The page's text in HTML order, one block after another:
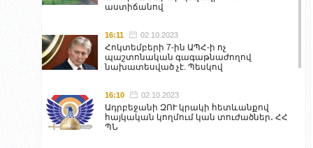
աստիճանով
16:11 02.10.2023
Հոկտեմբերի 7-ին ԱՊՀ-ի ոչ
պաշտոնական գագաթնաժողով
նախատեսված չէ. Պեսկով
16:10 02.10.2023
Ադրբեջանի ԶՈՒ կրակի հետևանքով
հայկական կողմում կան տուժածներ․ ՀՀ
ՊՆ